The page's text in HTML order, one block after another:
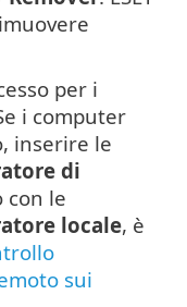
per i
i computer
inserire le
di
con le
locale, è
sui